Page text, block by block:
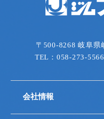
〒500-8268 岐阜県
TEL：058-273-
会社情報